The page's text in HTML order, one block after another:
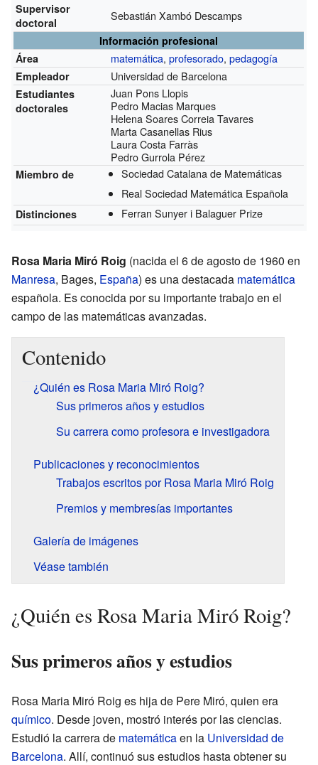
Supervisor
doctoral
Sebastián Xambó Descamps
Información profesional
Área
matemática,profesorado,pedagogía
Empleador Universidad de Barcelona
Estudiantes
doctorales
Juan Pons Llopis
Pedro Macias Marques
Helena Soares Correia Tavares
Marta Casanellas Rius
Laura Costa Farràs
Pedro Gurrola Pérez
Miembro de
Sociedad Catalana de Matemáticas
Real Sociedad Matemática Española
Distinciones Ferran Sunyer i Balaguer Prize
Rosa Maria Miró Roig (nacida el 6 de agosto de 1960 en
Manresa, Bages, España) es una destacada matemática
española. Es conocida por su importante trabajo en el
campo de las matemáticas avanzadas.
Contenido
¿Quién es Rosa Maria Miró Roig?
Sus primeros años y estudios
Su carrera como profesora e investigadora
Publicaciones y reconocimientos
Trabajos escritos por Rosa Maria Miró Roig
Premios y membresías importantes
Galería de imágenes
Véase también
¿Quién es Rosa Maria Miró Roig?
Sus primeros años y estudios
Rosa Maria Miró Roig es hija de Pere Miró, quien era
químico. Desde joven, mostró interés por las ciencias.
Estudió la carrera de matemáticaen la Universidad de
Barcelona. Allí, continuó sus estudios hasta obtener su